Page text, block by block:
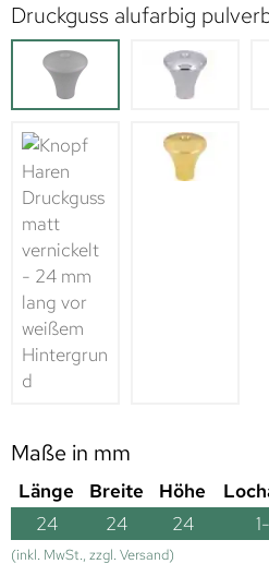
Druckguss alufarbig
Maße in mm
Länge Breite Höhe
24
24 24
(inkl. MwSt., zzgl. Versand)